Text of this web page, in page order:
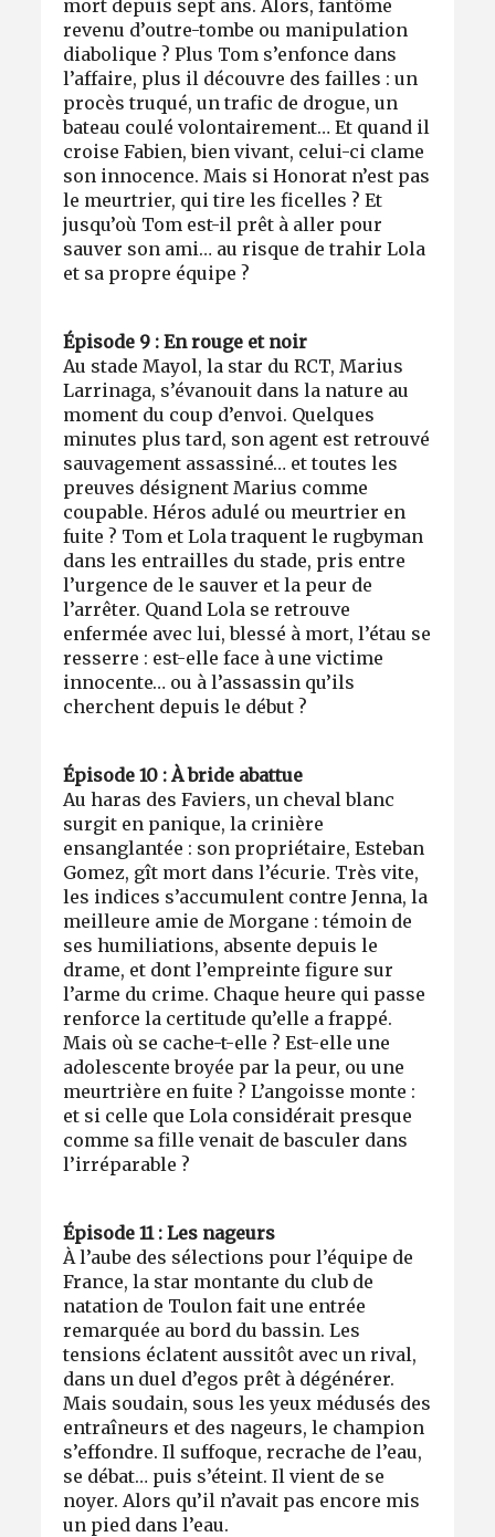
mort depuis sept ans. Alors, fantôme
revenu d’outre-tombe ou manipulation
diabolique ? Plus Tom s’enfonce dans
l’affaire, plus il découvre des failles : un
procès truqué, un trafic de drogue, un
bateau coulé volontairement… Et quand il
croise Fabien, bien vivant, celui-ci clame
son innocence. Mais si Honorat n’est pas
le meurtrier, qui tire les ficelles ? Et
jusqu’où Tom est-il prêt à aller pour
sauver son ami… au risque de trahir Lola
et sa propre équipe ?
Épisode 9 : En rouge et noir
Au stade Mayol, la star du RCT, Marius
Larrinaga, s’évanouit dans la nature au
moment du coup d’envoi. Quelques
minutes plus tard, son agent est retrouvé
sauvagement assassiné… et toutes les
preuves désignent Marius comme
coupable. Héros adulé ou meurtrier en
fuite ? Tom et Lola traquent le rugbyman
dans les entrailles du stade, pris entre
l’urgence de le sauver et la peur de
l’arrêter. Quand Lola se retrouve
enfermée avec lui, blessé à mort, l’étau se
resserre : est-elle face à une victime
innocente… ou à l’assassin qu’ils
cherchent depuis le début ?
Épisode 10 : À bride abattue
Au haras des Faviers, un cheval blanc
surgit en panique, la crinière
ensanglantée : son propriétaire, Esteban
Gomez, gît mort dans l’écurie. Très vite,
les indices s’accumulent contre Jenna, la
meilleure amie de Morgane : témoin de
ses humiliations, absente depuis le
drame, et dont l’empreinte figure sur
l’arme du crime. Chaque heure qui passe
renforce la certitude qu’elle a frappé.
Mais où se cache-t-elle ? Est-elle une
adolescente broyée par la peur, ou une
meurtrière en fuite ? L’angoisse monte :
et si celle que Lola considérait presque
comme sa fille venait de basculer dans
l’irréparable ?
Épisode 11 : Les nageurs
À l’aube des sélections pour l’équipe de
France, la star montante du club de
natation de Toulon fait une entrée
remarquée au bord du bassin. Les
tensions éclatent aussitôt avec un rival,
dans un duel d’egos prêt à dégénérer.
Mais soudain, sous les yeux médusés des
entraîneurs et des nageurs, le champion
s’effondre. Il suffoque, recrache de l’eau,
se débat… puis s’éteint. Il vient de se
noyer. Alors qu’il n’avait pas encore mis
un pied dans l’eau.